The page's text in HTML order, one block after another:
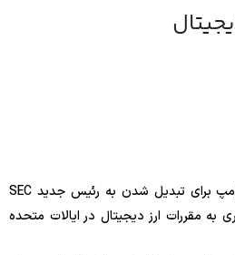
پل اتکینز نامزد SEC دونالد ترامپ برای تبدیل شدن به رئیس جدید SEC
مقررات ارز دیجیتال در ایالات متحده